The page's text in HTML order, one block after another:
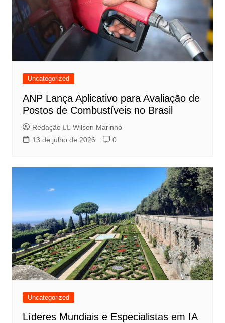
Uncategorized
ANP Lança Aplicativo para Avaliação de
Postos de Combustíveis no Brasil
Redação 👨‍⚖️​ Wilson Marinho
13 de julho de 2026
0
Uncategorized
Líderes Mundiais e Especialistas em IA